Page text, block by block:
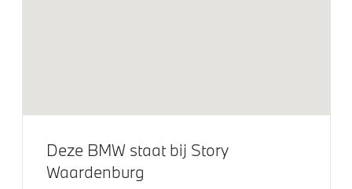
Elektrische voorzieningen
Driving Assistant Professional
Draadloos oplaadstation
Deze BMW staat bij Story
Waardenburg